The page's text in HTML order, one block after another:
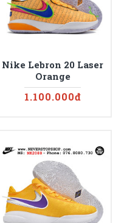
Nike Lebron 20 Laser
Orange
1.100.000đ